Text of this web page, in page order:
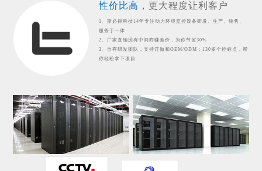
性价比高， 更大程度让利客户
1、斯必得科技14年专注动力环境监控设备研发、生产、销售、
服务于一体
2、厂家直销没有中间商赚差价，为你节省30%
3、自有研发团队，支持订做和OEM/ODM；130多个控标点，帮
你轻松拿下项目